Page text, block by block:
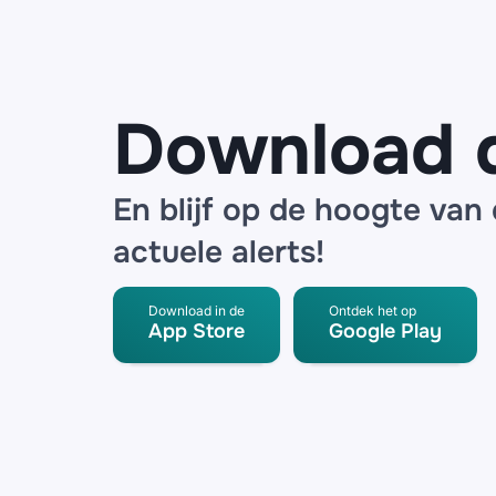
Download
En blijf op de hoogte van
actuele alerts!
Download in de
App Store
Ontdek het op
Google Play